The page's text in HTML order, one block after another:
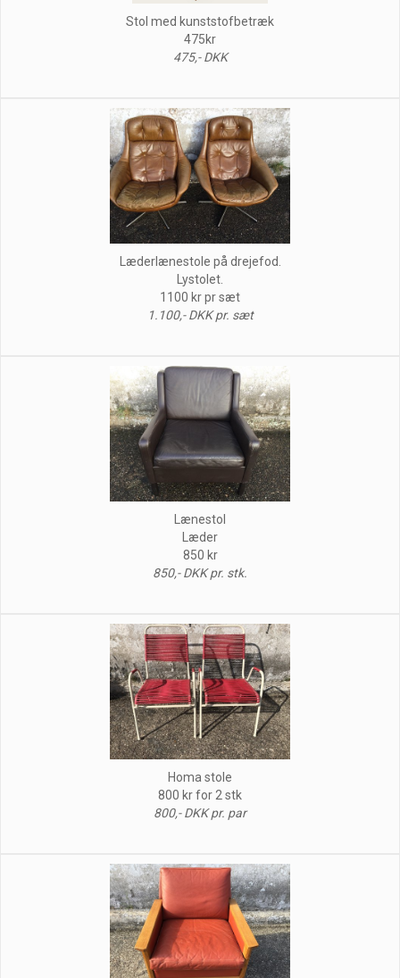
Stol med kunststofbetræk
475kr
475,- DKK
Læderlænestole på drejefod.
Lystolet.
1100 kr pr sæt
1.100,- DKK pr. sæt
Lænestol
Læder
850 kr
850,- DKK pr. stk.
Homa stole
800 kr for 2 stk
800,- DKK pr. par